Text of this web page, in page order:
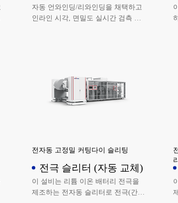
자동 언와인딩/리와인딩을 채택하고
인라인 시각, 면밀도 실시간 검측 기
전자동 고정밀 커팅다이 슬리팅
전극 슬리터 (자동 교체)
이 설비는 리튬 이온 배터리 전극을
제조하는 전자동 슬리터로 전극(간헐